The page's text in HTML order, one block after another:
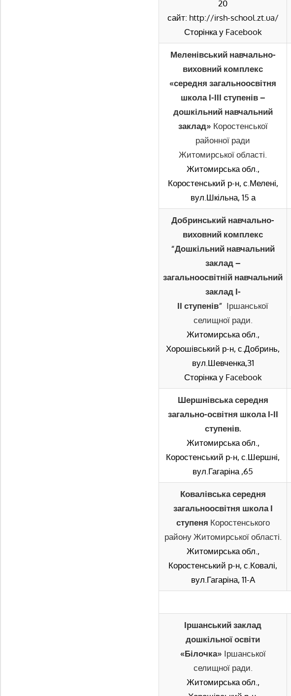
20
сайт: http://irsh-school.zt.ua/
Сторінка у Facebook
Меленівський навчально-
виховний комплекс
«середня загальноосвітня
школа І-ІІІ ступенів –
дошкільний навчальний
заклад» Коростенської
районної ради
Житомирської області.
Житомирська обл.,
Коростенський р-н, с.Мелені,
вул.Шкільна, 15 а
Добринський навчально-
виховний комплекс
“Дошкільний навчальний
заклад –
загальноосвітній навчальний
заклад І-
ІІ ступенів” Іршанської
селищної ради.
Житомирська обл.,
Хорошівський р-н, с.Добринь,
вул.Шевченка,31
Сторінка у Facebook
Шершнівська середня
загально-освітня школа І-ІІ
ступенів.
Житомирська обл.,
Коростенський р-н, с.Шершні,
вул.Гагаріна ,65
Ковалівська середня
загальноосвітня школа І
ступеня Коростенського
району Житомирської області.
Житомирська обл.,
Коростенський р-н, с.Ковалі,
вул.Гагаріна, 11-А
Іршанський заклад
дошкільної освіти
«Білочка» Іршанської
селищної ради.
Житомирська обл.,